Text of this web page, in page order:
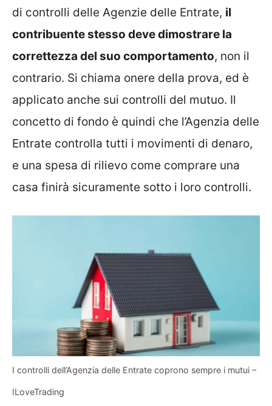
di controlli delle Agenzie delle Entrate, il
contribuente stesso deve dimostrare la
correttezza del suo comportamento, non il
contrario. Si chiama onere della prova, ed è
applicato anche sui controlli del mutuo. Il
concetto di fondo è quindi che l’Agenzia delle
Entrate controlla tutti i movimenti di denaro,
e una spesa di rilievo come comprare una
casa finirà sicuramente sotto i loro controlli.
I controlli dell’Agenzia delle Entrate coprono sempre i mutui –
ILoveTrading